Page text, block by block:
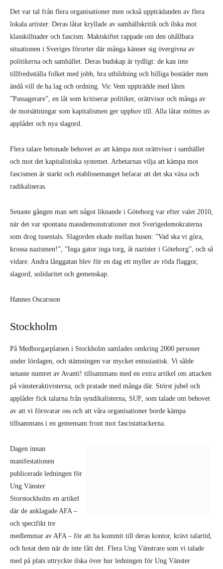
Det var tal från flera organisationer men också uppträdanden av flera
lokala artister. Deras låtar kryllade av samhällskritik och ilska mot
klasskillnader och fascism. Maktskiftet rappade om den ohållbara
situationen i Sveriges förorter där många känner sig övergivna av
politikerna och samhället. Deras budskap är tydligt: de kan inte
tillfredsställa folket med jobb, bra utbildning och billiga bostäder men
ändå vill de ha lag och ordning. Vic Vem uppträdde med låten
”Passagerare”, en låt som kritiserar politiker, orättvisor och många av
de motsättningar som kapitalismen ger upphov till. Alla låtar möttes av
applåder och nya slagord.
Flera talare betonade behovet av att kämpa mot orättvisor i samhället
och mot det kapitalistiska systemet. Arbetarnas vilja att kämpa mot
fascismen är starkt och etablissemanget befarar att det ska växa och
radikaliseras.
Senaste gången man sett något liknande i Göteborg var efter valet 2010,
när det var spontana massdemonstrationer mot Sverigedemokraterna
som drog tusentals. Slagorden ekade mellan husen: ”Vad ska vi göra,
krossa nazismen!”, ”Inga gator inga torg, åt nazister i Göteborg”, och så
vidare. Andra långgatan blev för en dag ett myller av röda flaggor,
slagord, solidaritet och gemenskap.
Hannes Oscarsson
Stockholm
På Medborgarplatsen i Stockholm samlades omkring 2000 personer
under lördagen, och stämningen var mycket entusiastisk. Vi sålde
senaste numret av Avanti! tillsammans med en extra artikel om attacken
på vänsteraktivisterna, och pratade med många där. Störst jubel och
applåder fick talarna från syndikalisterna, SUF, som talade om behovet
av att vi försvarar oss och att våra organisationer borde kämpa
tillsammans i en gemensam front mot fascistattackerna.
Dagen innan
manifestationen
publicerade ledningen för
Ung Vänster
Storstockholm en artikel
där de anklagade AFA –
och specifikt tre
medlemmar av AFA – för att ha kommit till deras kontor, krävt talartid,
och hotat dem när de inte fått det. Flera Ung Vänstrare som vi talade
med på plats uttryckte ilska över hur ledningen för Ung Vänster